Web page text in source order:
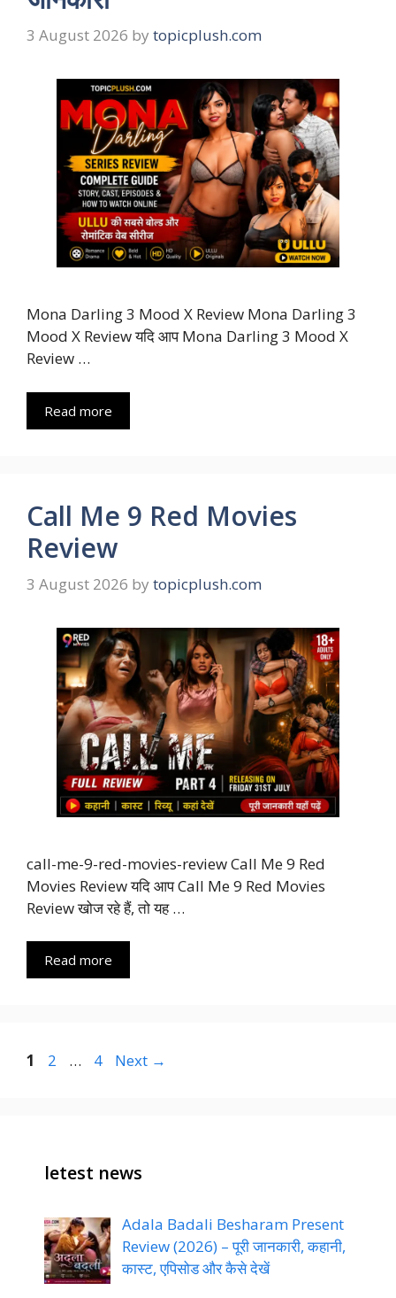
3 August 2026 by topicplush.com
Mona Darling 3 Mood X Review Mona Darling 3
Mood X Review यदि आप Mona Darling 3 Mood X
Review …
Read more
Call Me 9 Red Movies
Review
3 August 2026 by topicplush.com
call-me-9-red-movies-review Call Me 9 Red
Movies Review यदि आप Call Me 9 Red Movies
Review खोज रहे हैं, तो यह …
Read more
Page
1 Page
2 … Page
4 Next →
letest news
Adala Badali Besharam Present
Review (2026) – पूरी जानकारी, कहानी,
कास्ट, एपिसोड और कैसे देखें